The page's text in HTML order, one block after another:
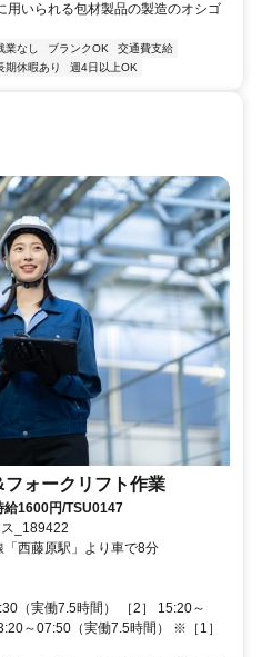
用いられる包材製品の製造のオシゴ
業なし ブランクOK
交通費支給
期休暇あり 週4日以上OK
ォークリフト作業
給1600円/TSU0147
_189422
西藤原駅」より車で8分
（実働7.5時間） ［2］ 15:20～
～07:50（実働7.5時間） ※［1］